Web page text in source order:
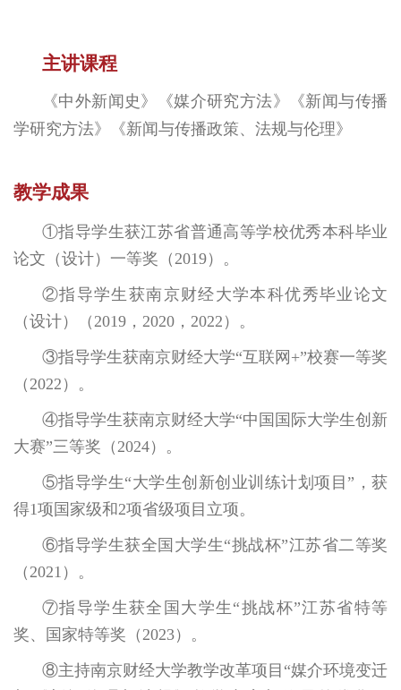
主讲课程
《中外新闻史》《媒介研究方法》《新闻与传播
学研究方法》《新闻与传播政策、法规与伦理》
教学成果
①指导学生获江苏省普通高等学校优秀本科毕业
论文（设计）一等奖（2019）。
②指导学生获南京财经大学本科优秀毕业论文
（设计）（2019，2020，2022）。
③指导学生获南京财经大学“互联网+”校赛一等奖
（2022）。
④指导学生获南京财经大学“中国国际大学生创新
大赛”三等奖（2024）。
⑤指导学生“大学生创新创业训练计划项目”，获
得1项国家级和2项省级项目立项。
⑥指导学生获全国大学生“挑战杯”江苏省二等奖
（2021）。
⑦指导学生获全国大学生“挑战杯”江苏省特等
奖、国家特等奖（2023）。
⑧主持南京财经大学教学改革项目“媒介环境变迁